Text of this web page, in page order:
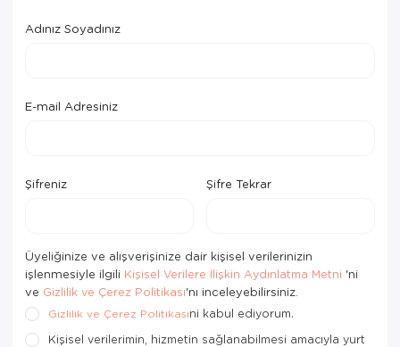
Adınız Soyadınız
E-mail Adresiniz
Şifreniz Şifre Tekrar
Üyeliğinize ve alışverişinize dair kişisel verilerinizin
işlenmesiyle ilgili Kişisel Verilere İlişkin Aydınlatma Metni 'ni
ve Gizlilik ve Çerez Politikası'nı inceleyebilirsiniz.
Gizlilik ve Çerez Politikasıni kabul ediyorum.
Kişisel verilerimin, hizmetin sağlanabilmesi amacıyla yurt